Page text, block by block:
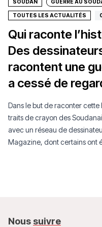
SOUDAN GUERRE AU
TOUTES LES ACTUALITÉS
Qui raconte
Des
racontent une
a cessé de
Dans le but de raconter cette
traits de crayon des
avec un réseau de
Magazine, dont certains ont
Nous suivre